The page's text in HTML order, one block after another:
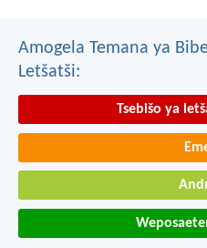
Amogela Temana ya
Letšatši:
Tsebišo ya